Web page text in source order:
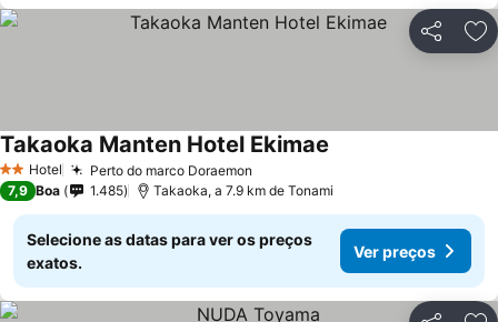
Partilhar
2 Estrelas
Hotel Perto do marco Doraemon
Takaoka Manten Hotel Ekimae
7,9 Boa 1.485 Takaoka, a 7.9 km de Tonami
Selecione as datas para ver os preços
exatos.
Ver preços